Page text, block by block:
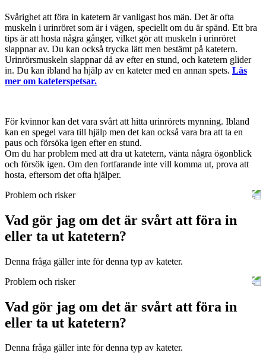
Svårighet att föra in katetern är vanligast hos män. Det är ofta
muskeln i urinröret som är i vägen, speciellt om du är spänd. Ett bra
tips är att hosta några gånger, vilket gör att muskeln i urinröret
slappnar av. Du kan också trycka lätt men bestämt på katetern.
Urinrörsmuskeln slappnar då av efter en stund, och katetern glider
in. Du kan ibland ha hjälp av en kateter med en annan spets. Läs
mer om kateterspetsar.
För kvinnor kan det vara svårt att hitta urinrörets mynning. Ibland
kan en spegel vara till hjälp men det kan också vara bra att ta en
paus och försöka igen efter en stund.
Om du har problem med att dra ut katetern, vänta några ögonblick
och försök igen. Om den fortfarande inte vill komma ut, prova att
hosta, eftersom det ofta hjälper.
Problem och risker
Vad gör jag om det är svårt att föra in
eller ta ut katetern?
Denna fråga gäller inte för denna typ av kateter.
Problem och risker
Vad gör jag om det är svårt att föra in
eller ta ut katetern?
Denna fråga gäller inte för denna typ av kateter.